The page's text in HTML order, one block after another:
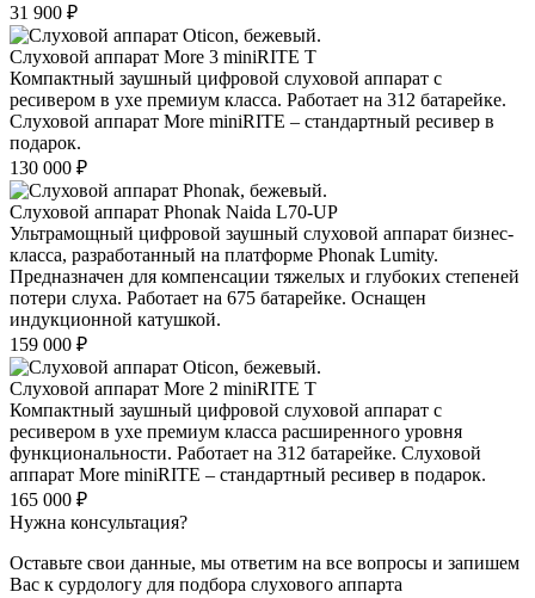
31 900 ₽
Слуховой аппарат More 3 miniRITE T
Компактный заушный цифровой слуховой аппарат с
ресивером в ухе премиум класса. Работает на 312 батарейке.
Слуховой аппарат More miniRITE – стандартный ресивер в
подарок.
130 000 ₽
Слуховой аппарат Phonak Naida L70-UP
Ультрамощный цифровой заушный слуховой аппарат бизнес-
класса, разработанный на платформе Phonak Lumity.
Предназначен для компенсации тяжелых и глубоких степеней
потери слуха. Работает на 675 батарейке. Оснащен
индукционной катушкой.
159 000 ₽
Слуховой аппарат More 2 miniRITE T
Компактный заушный цифровой слуховой аппарат с
ресивером в ухе премиум класса расширенного уровня
функциональности. Работает на 312 батарейке. Слуховой
аппарат More miniRITE – стандартный ресивер в подарок.
165 000 ₽
Нужна консультация?
Оставьте свои данные, мы ответим на все вопросы и запишем
Вас к сурдологу для подбора слухового аппарта